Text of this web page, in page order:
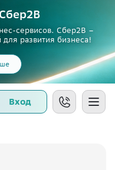
сервисов. Сбер2В –
развития бизнеса!
Вход